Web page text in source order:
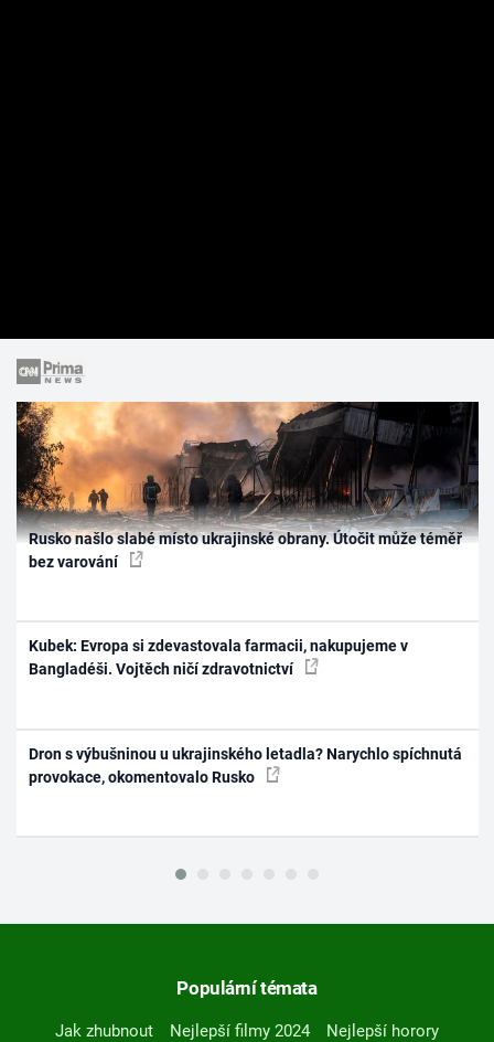
Rusko našlo slabé místo ukrajinské obrany. Útočit může téměř
bez varování
Kubek: Evropa si zdevastovala farmacii, nakupujeme v
Bangladéši. Vojtěch ničí zdravotnictví
Dron s výbušninou u ukrajinského letadla? Narychlo spíchnutá
provokace, okomentovalo Rusko
Populární témata
Jak zhubnout Nejlepší filmy 2024
Nejlepší horory